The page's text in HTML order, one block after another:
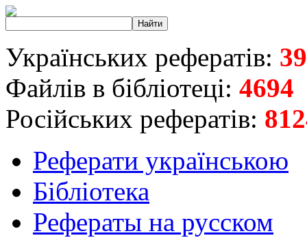
Українських рефератів:
Файлів в бібліотеці: 4694
Російських рефератів:
Реферати українською
Бібліотека
Рефераты на русском